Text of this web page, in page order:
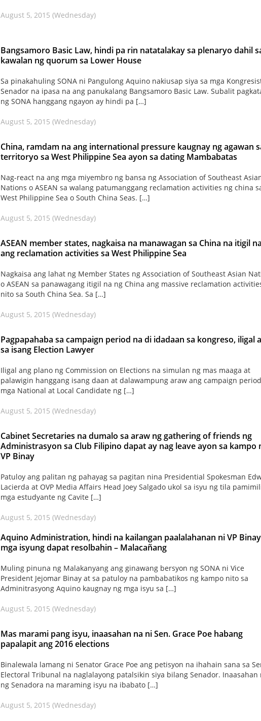
August 5, 2015 (Wednesday)
Bangsamoro Basic Law, hindi pa rin natatalakay sa plenaryo dahil
kawalan ng quorum sa Lower House
Sa pinakahuling SONA ni Pangulong Aquino nakiusap siya sa mga
Senador na ipasa na ang panukalang Bangsamoro Basic Law. Subalit
ng SONA hanggang ngayon ay hindi pa […]
August 5, 2015 (Wednesday)
China, ramdam na ang international pressure kaugnay ng agawan
territoryo sa West Philippine Sea ayon sa dating Mambabatas
Nag-react na ang mga miyembro ng bansa ng Association of Southeast
Nations o ASEAN sa walang patumanggang reclamation activities ng china
West Philippine Sea o South China Seas. […]
August 5, 2015 (Wednesday)
ASEAN member states, nagkaisa na manawagan sa China na itigil na
ang reclamation activities sa West Philippine Sea
Nagkaisa ang lahat ng Member States ng Association of Southeast Asian
o ASEAN sa panawagang itigil na ng China ang massive reclamation
nito sa South China Sea. Sa […]
August 5, 2015 (Wednesday)
Pagpapahaba sa campaign period na di idadaan sa kongreso, iligal
sa isang Election Lawyer
Iligal ang plano ng Commission on Elections na simulan ng mas maaga at
palawigin hanggang isang daan at dalawampung araw ang campaign
mga National at Local Candidate ng […]
August 5, 2015 (Wednesday)
Cabinet Secretaries na dumalo sa araw ng gathering of friends ng
Administrasyon sa Club Filipino dapat ay nag leave ayon sa kampo
VP Binay
Patuloy ang palitan ng pahayag sa pagitan nina Presidential Spokesman
Lacierda at OVP Media Affairs Head Joey Salgado ukol sa isyu ng tila
mga estudyante ng Cavite […]
August 5, 2015 (Wednesday)
Aquino Administration, hindi na kailangan paalalahanan ni VP
mga isyung dapat resolbahin – Malacañang
Muling pinuna ng Malakanyang ang ginawang bersyon ng SONA ni Vice
President Jejomar Binay at sa patuloy na pambabatikos ng kampo nito sa
Adminitrasyong Aquino kaugnay ng mga isyu sa […]
August 5, 2015 (Wednesday)
Mas marami pang isyu, inaasahan na ni Sen. Grace Poe habang
papalapit ang 2016 elections
Binalewala lamang ni Senator Grace Poe ang petisyon na ihahain sana sa
Electoral Tribunal na naglalayong patalsikin siya bilang Senador. Inaasahan
ng Senadora na maraming isyu na ibabato […]
August 5, 2015 (Wednesday)